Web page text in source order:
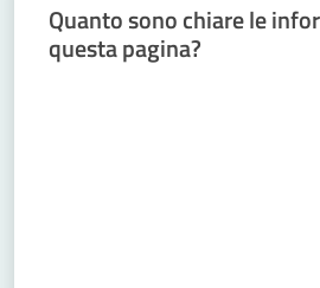
Quanto sono chiare le
questa pagina?